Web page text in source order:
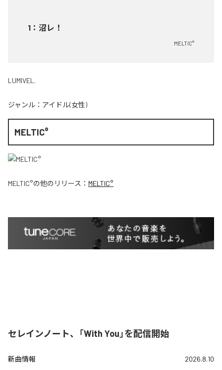
1 ： 沼レ！
MELTIC°
LUMIVEL.
ジャンル： アイドル(女性)
MELTIC°
MELTIC°の他のリリース： MELTIC°
セレインノート、「With You」を配信開始
新曲情報 2026.8.10